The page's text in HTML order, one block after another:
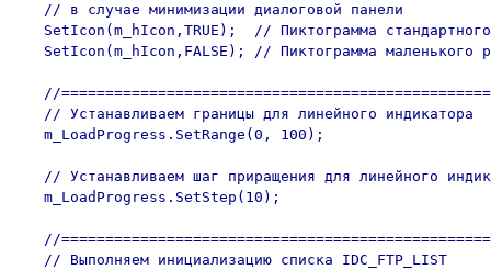
   // в случае минимизации диалоговой панели
SetIcon(m_hIcon,TRUE);  // Пиктограмма
SetIcon(m_hIcon,FALSE); // Пиктограмма маленького
//
   // Устанавливаем границы для линейного индикатора
   m_LoadProgress.SetRange(0, 100);
// Устанавливаем шаг приращения для линейного
   m_LoadProgress.SetStep(10);
//
   // Выполняем инициализацию списка IDC_FTP_LIST